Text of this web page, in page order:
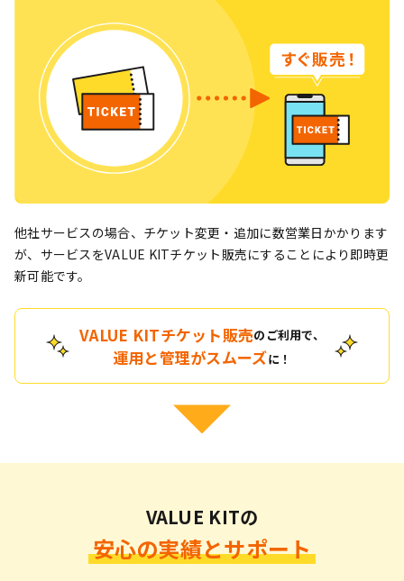
他社サービスの場合、チケット変更・追加に数営業日かかります
が、サービスをVALUE KITチケット販売にすることにより即時更
新可能です。
VALUE KITチケット販売のご利用で、
運用と管理がスムーズに！
VALUE KITの
安心の実績とサポート